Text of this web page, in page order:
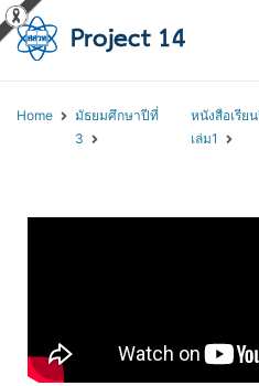
Home
มัธยมศึกษาปีที่
3
หนังสือเรีย
เล่ม1